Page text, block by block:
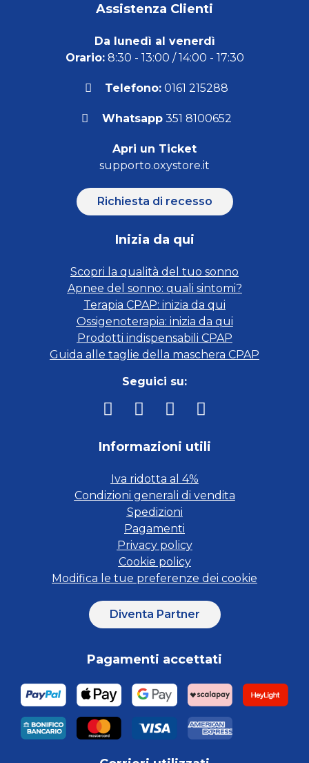
Assistenza Clienti
Da lunedì al venerdì
Orario:8:30 - 13:00 / 14:00 - 17:30
Telefono: 0161 215288
Whatsapp351 8100652
Apri un Ticket
supporto.oxystore.it
Richiesta di recesso
Inizia da qui
Scopri la qualità del tuo sonno
Apnee del sonno: quali sintomi?
Terapia CPAP: inizia da qui
Ossigenoterapia: inizia da qui
Prodotti indispensabili CPAP
Guida alle taglie della maschera CPAP
Seguici su:
Informazioni utili
Iva ridotta al 4%
Condizioni generali di vendita
Spedizioni
Pagamenti
Privacy policy
Cookie policy
Modifica le tue preferenze dei cookie
Diventa Partner
Pagamenti accettati